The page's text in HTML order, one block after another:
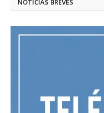
NOTICIAS BREVES